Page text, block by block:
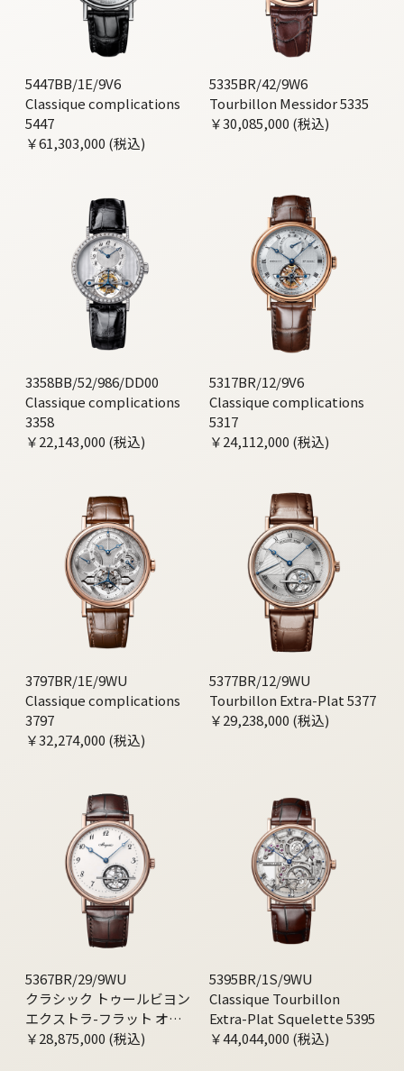
5447BB/1E/9V6
Classique complications
5447
￥61,303,000 (税込)
5335BR/42/9W6
Tourbillon Messidor 5335
￥30,085,000 (税込)
3358BB/52/986/DD00
Classique complications
3358
￥22,143,000 (税込)
5317BR/12/9V6
Classique complications
5317
￥24,112,000 (税込)
3797BR/1E/9WU
Classique complications
3797
￥32,274,000 (税込)
5377BR/12/9WU
Tourbillon Extra-Plat 5377
￥29,238,000 (税込)
5367BR/29/9WU
クラシック トゥールビヨン
エクストラ-フラット オー
トマティック 5367
￥28,875,000 (税込)
5395BR/1S/9WU
Classique Tourbillon
Extra-Plat Squelette 5395
￥44,044,000 (税込)